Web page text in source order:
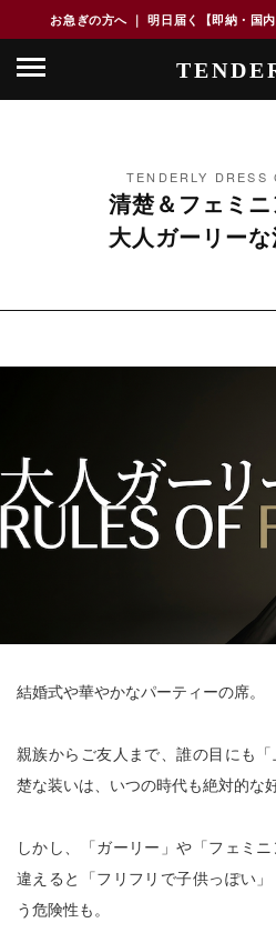
お急ぎの方へ ｜ 明日届く【即納・国
TENDERLY DRESS
清楚＆フェミ
大人ガーリーな
結婚式や華やかなパーティーの席。
親族からご友人まで、誰の目にも
楚な装いは、いつの時代も絶対的な
しかし、「ガーリー」や「フェミ
違えると「フリフリで子供っぽい
う危険性も。